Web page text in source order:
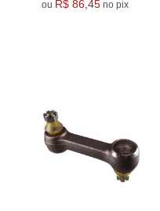
ou R$ 86,45 no pix